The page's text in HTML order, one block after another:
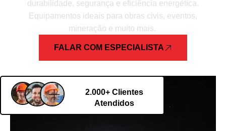
durabilidade, segurança e eficiência energética.
Equipamentos ideais para obras civis, eventos,
mineração e muito mais.
FALAR COM ESPECIALISTA
2.000+ Clientes
Atendidos